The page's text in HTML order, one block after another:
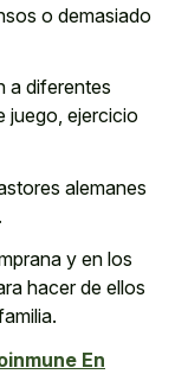
o demasiado
a diferentes
juego, ejercicio
alemanes
y en los
hacer de ellos
En